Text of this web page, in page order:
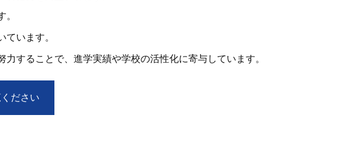
います。
することで、進学実績や学校の活性化に寄与しています。
ださい